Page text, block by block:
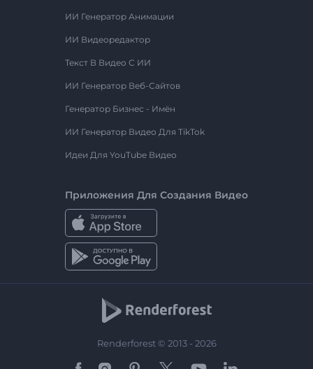
ИИ Генератор Анимации
ИИ Видеоредактор
Текст В Видео С ИИ
ИИ Генератор Веб-Сайтов
Генератор Бизнес - Имён
ИИ Генератор Видео Для TikTok
Идеи Для YouTube Видео
Приложения Для Создания Видео
Renderforest © 2013 - 2026